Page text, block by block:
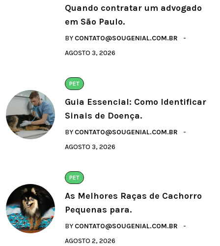
Quando contratar um advogado
em São Paulo.
BY CONTATO@SOUGENIAL.COM.BR
AGOSTO 3, 2026
PET
Guia Essencial: Como Identificar
Sinais de Doença.
BY CONTATO@SOUGENIAL.COM.BR
AGOSTO 3, 2026
PET
As Melhores Raças de Cachorro
Pequenas para.
BY CONTATO@SOUGENIAL.COM.BR
AGOSTO 2, 2026